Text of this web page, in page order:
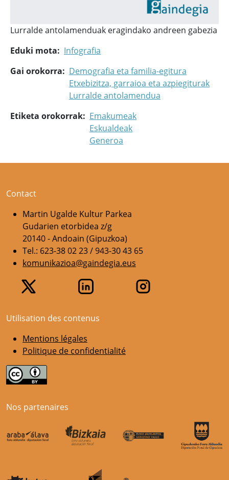
Lurralde antolamenduak eragindako andreen gabezia
Eduki mota
Infografia
Gai orokorra
Demografia eta familia-egitura
Etxebizitza, garraioa eta azpiegiturak
Lurralde antolamendua
Etiketa orokorrak
Emakumeak
Eskualdeak
Generoa
Contact
Martin Ugalde Kultur Parkea
Gudarien etorbidea z/g
20140 - Andoain (Gipuzkoa)
Tel.: 623-38 02 23 / 943-30 43 65
komunikazioa@gaindegia.eus
Utilisation des contenus
Mentions légales
Politique de confidentialité
Nos partenaires